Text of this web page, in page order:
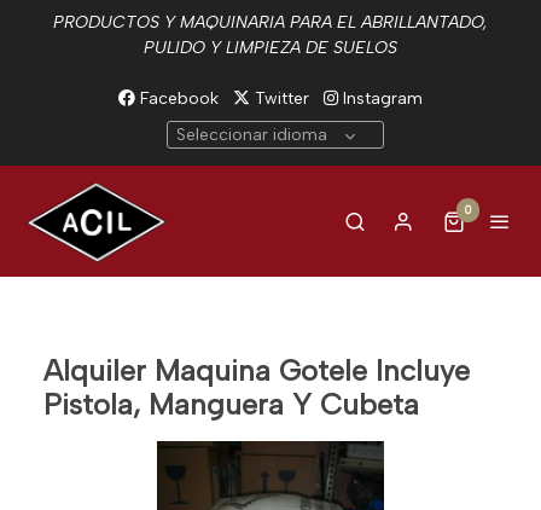
PRODUCTOS Y MAQUINARIA PARA EL ABRILLANTADO,
PULIDO Y LIMPIEZA DE SUELOS
Facebook Twitter
Instagram
Seleccionar idioma
0
Alquiler Maquina Gotele Incluye
Pistola, Manguera Y Cubeta